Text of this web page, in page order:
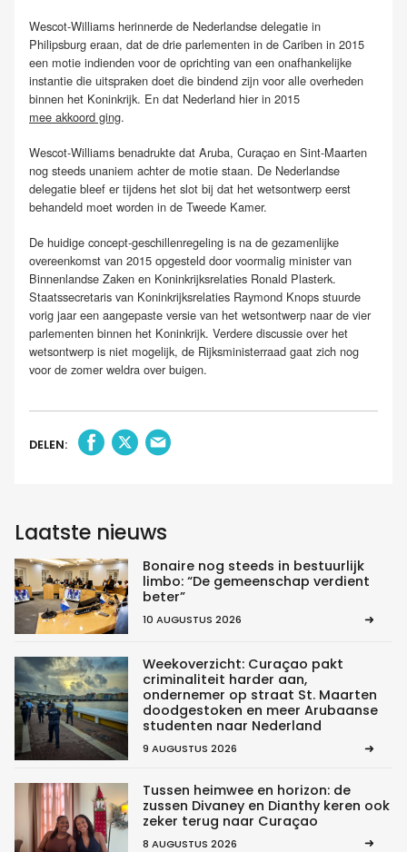
Wescot-Williams herinnerde de Nederlandse delegatie in
Philipsburg eraan, dat de drie parlementen in de Cariben in 2015
een motie indienden voor de oprichting van een onafhankelijke
instantie die uitspraken doet die bindend zijn voor alle overheden
binnen het Koninkrijk. En dat Nederland hier in 2015
mee akkoord ging.
Wescot-Williams benadrukte dat Aruba, Curaçao en Sint-Maarten
nog steeds unaniem achter de motie staan. De Nederlandse
delegatie bleef er tijdens het slot bij dat het wetsontwerp eerst
behandeld moet worden in de Tweede Kamer.
De huidige concept-geschillenregeling is na de gezamenlijke
overeenkomst van 2015 opgesteld door voormalig minister van
Binnenlandse Zaken en Koninkrijksrelaties Ronald Plasterk.
Staatssecretaris van Koninkrijksrelaties Raymond Knops stuurde
vorig jaar een aangepaste versie van het wetsontwerp naar de vier
parlementen binnen het Koninkrijk. Verdere discussie over het
wetsontwerp is niet mogelijk, de Rijksministerraad gaat zich nog
voor de zomer weldra over buigen.
DELEN:
Laatste nieuws
Bonaire nog steeds in bestuurlijk
limbo: “De gemeenschap verdient
beter”
10 AUGUSTUS 2026
Weekoverzicht: Curaçao pakt
criminaliteit harder aan,
ondernemer op straat St. Maarten
doodgestoken en meer Arubaanse
studenten naar Nederland
9 AUGUSTUS 2026
Tussen heimwee en horizon: de
zussen Divaney en Dianthy keren ook
zeker terug naar Curaçao
8 AUGUSTUS 2026